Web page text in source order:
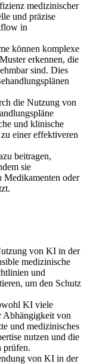
medizinischer
und präzise
in
können komplexe
erkennen, die
sind. Dies
die Nutzung von
und klinische
einer effektiveren
beitragen,
sie
Medikamenten oder
von KI in der
medizinische
und
um den Schutz
KI viele
Abhängigkeit von
und medizinisches
nutzen und die
prüfen.
von KI in der